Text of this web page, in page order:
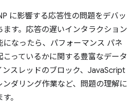
に影響する応答性の問題をデバッ
す。応答の遅いインタラクション
なったら、パフォーマンス パネ
っているかに関する豊富なデータ
ンスレッドのブロック、JavaScript
ダリング作業など、問題の理解に
。